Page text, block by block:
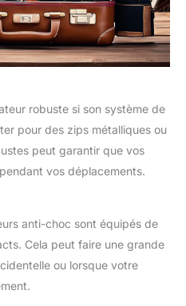
robuste si son système de
pour des zips métalliques ou
peut garantir que vos
vos déplacements.
anti-choc sont équipés de
Cela peut faire une grande
ou lorsque votre